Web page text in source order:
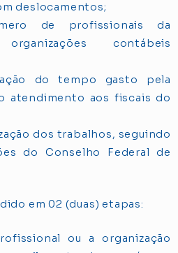
deslocamentos;
de profissionais da
contábeis
do tempo gasto pela
atendimento aos fiscais do
dos trabalhos, seguindo
do Conselho Federal de
em 02 (duas) etapas:
ou a organização